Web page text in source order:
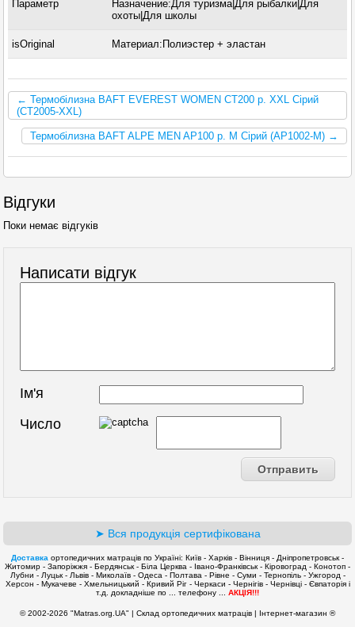
Параметр
Назначение:Для туризма|Для рыбалки|Для
охоты|Для школы
isOriginal Материал:Полиэстер + эластан
← Термобілизна BAFT EVEREST WOMEN CT200 р. XXL Сірий
(CT2005-XXL)
Термобілизна BAFT ALPE MEN AP100 р. M Сірий (AP1002-M) →
Відгуки
Поки немає відгуків
Написати відгук
Ім'я
Число
➤ Вся продукція сертифікована
Доставка ортопедичних матраців по Україні: Київ - Харків - Вінниця - Дніпропетровськ -
Житомир - Запоріжжя - Бердянськ - Біла Церква - Івано-Франківськ - Кіровоград - Конотоп -
Лубни - Луцьк - Львів - Миколаїв - Одеса - Полтава - Рівне - Суми - Тернопіль - Ужгород -
Херсон - Мукачеве - Хмельницький - Кривий Ріг - Черкаси - Чернігів - Чернівці - Євпаторія і
т.д. докладніше по ... телефону ... АКЦІЯ!!!
© 2002-2026 "Matras.org.UA" | Склад ортопедичних матраців | Інтернет-магазин ®